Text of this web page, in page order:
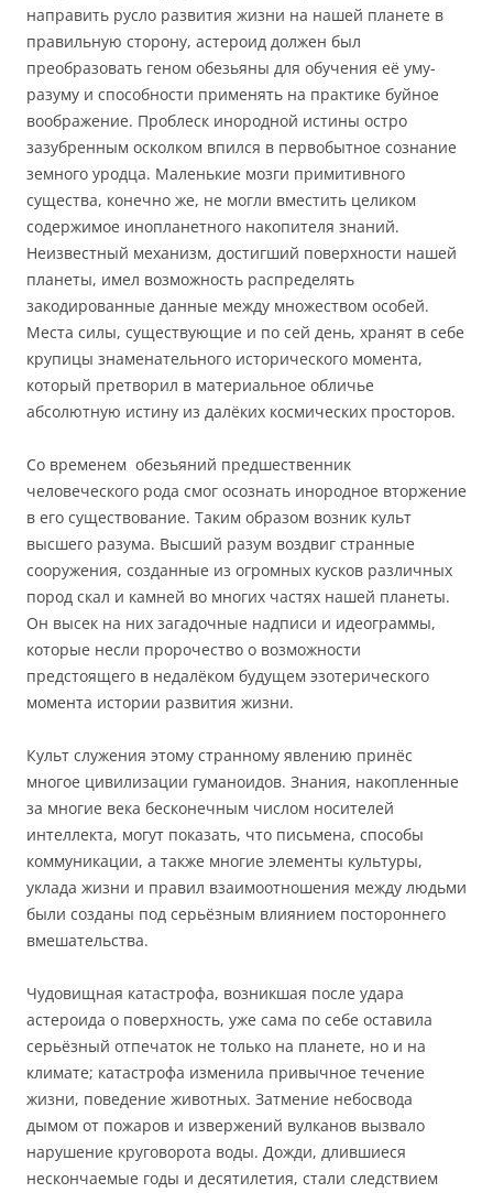
направить русло развития жизни на нашей планете в
правильную сторону, астероид должен был
преобразовать геном обезьяны для обучения её уму-
разуму и способности применять на практике буйное
воображение. Проблеск инородной истины остро
зазубренным осколком впился в первобытное сознание
земного уродца. Маленькие мозги примитивного
существа, конечно же, не могли вместить целиком
содержимое инопланетного накопителя знаний.
Неизвестный механизм, достигший поверхности нашей
планеты, имел возможность распределять
закодированные данные между множеством особей.
Места силы, существующие и по сей день, хранят в себе
крупицы знаменательного исторического момента,
который претворил в материальное обличье
абсолютную истину из далёких космических просторов.
Со временем обезьяний предшественник
человеческого рода смог осознать инородное вторжение
в его существование. Таким образом возник культ
высшего разума. Высший разум воздвиг странные
сооружения, созданные из огромных кусков различных
пород скал и камней во многих частях нашей планеты.
Он высек на них загадочные надписи и идеограммы,
которые несли пророчество о возможности
предстоящего в недалёком будущем эзотерического
момента истории развития жизни.
Культ служения этому странному явлению принёс
многое цивилизации гуманоидов. Знания, накопленные
за многие века бесконечным числом носителей
интеллекта, могут показать, что письмена, способы
коммуникации, а также многие элементы культуры,
уклада жизни и правил взаимоотношения между людьми
были созданы под серьёзным влиянием постороннего
вмешательства.
Чудовищная катастрофа, возникшая после удара
астероида о поверхность, уже сама по себе оставила
серьёзный отпечаток не только на планете, но и на
климате; катастрофа изменила привычное течение
жизни, поведение животных. Затмение небосвода
дымом от пожаров и извержений вулканов вызвало
нарушение круговорота воды. Дожди, длившиеся
нескончаемые годы и десятилетия, стали следствием